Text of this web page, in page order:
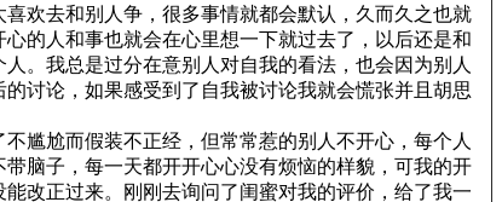
欢去和别人争，很多事情就都会默认，久而久之也就
的人和事也就会在心里想一下就过去了，以后还是和
。我总是过分在意别人对自我的看法，也会因为别人
讨论，如果感受到了自我被讨论我就会慌张并且胡思
尴尬而假装不正经，但常常惹的别人不开心，每个人
脑子，每一天都开开心心没有烦恼的样貌，可我的开
改正过来。刚刚去询问了闺蜜对我的评价，给了我一